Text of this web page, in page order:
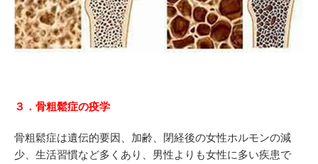
３．骨粗鬆症の疫学
骨粗鬆症は遺伝的要因、加齢、閉経後の女性ホルモンの減
少、生活習慣など多くあり、男性よりも女性に多い疾患で